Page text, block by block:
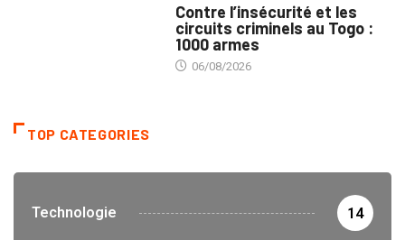
Contre l’insécurité et les
circuits criminels au Togo :
1000 armes
06/08/2026
TOP CATEGORIES
Technologie 14